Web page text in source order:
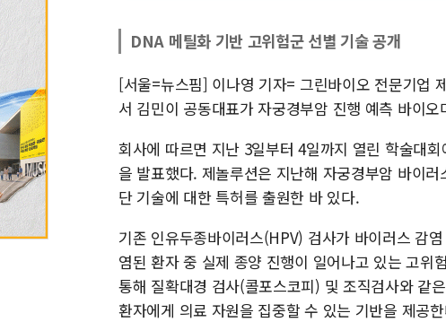
DNA 메틸화 기반 고위험군 선별 기술 공개
[서울=뉴스핌] 이나영 기자= 그린바이오 전문기업
서 김민이 공동대표가 자궁경부암 진행 예측 바이
회사에 따르면 지난 3일부터 4일까지 열린 학술대
을 발표했다. 제놀루션은 지난해 자궁경부암 바이
단 기술에 대한 특허를 출원한 바 있다.
기존 인유두종바이러스(HPV) 검사가 바이러스 감
염된 환자 중 실제 종양 진행이 일어나고 있는 고위
통해 질확대경 검사(콜포스코피) 및 조직검사와 같
환자에게 의료 자원을 집중할 수 있는 기반을 제공